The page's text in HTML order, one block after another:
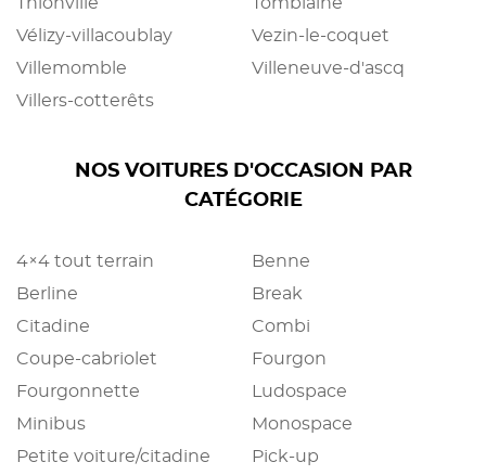
Vélizy-villacoublay
Vezin-le-coquet
Villemomble
Villeneuve-d'ascq
Villers-cotterêts
NOS VOITURES D'OCCASION PAR
CATÉGORIE
4×4 tout terrain
Benne
Berline
Break
Citadine
Combi
Coupe-cabriolet
Fourgon
Fourgonnette
Ludospace
Minibus
Monospace
Petite voiture/citadine
Pick-up